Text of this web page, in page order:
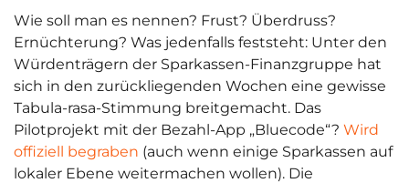
Wie soll man es nennen? Frust? Überdruss?
Ernüchterung? Was jedenfalls feststeht: Unter den
Würdenträgern der Sparkassen-Finanzgruppe hat
sich in den zurückliegenden Wochen eine gewisse
Tabula-rasa-Stimmung breitgemacht. Das
Pilotprojekt mit der Bezahl-App „Bluecode“? Wird
offiziell begraben (auch wenn einige Sparkassen auf
lokaler Ebene weitermachen wollen). Die